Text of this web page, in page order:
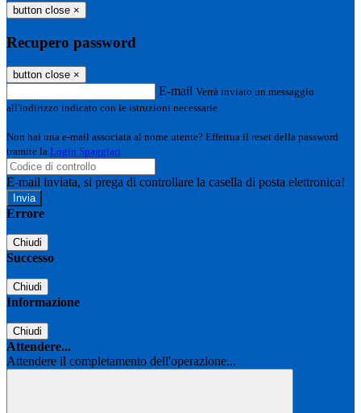
button close ×
Recupero password
button close ×
E-mail Verrà inviato un messaggio
all'indirizzo indicato con le istruzioni necessarie.
Non hai una e-mail associata al nome utente? Effettua il reset della password
tramite la Login Spaggiari
E-mail inviata, si prega di controllare la casella di posta elettronica!
Errore
Chiudi
Successo
Chiudi
Informazione
Chiudi
Attendere...
Attendere il completamento dell'operazione...